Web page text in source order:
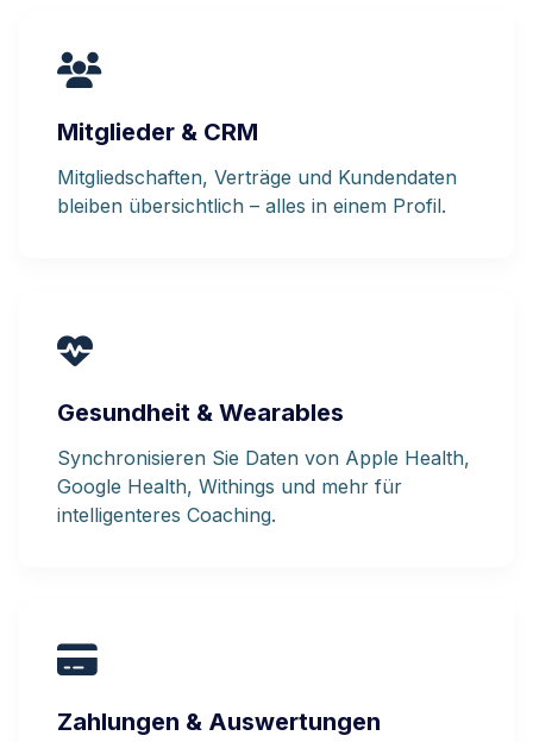
Mitglieder & CRM
Mitgliedschaften, Verträge und Kundendaten
bleiben übersichtlich – alles in einem Profil.
Gesundheit & Wearables
Synchronisieren Sie Daten von Apple Health,
Google Health, Withings und mehr für
intelligenteres Coaching.
Zahlungen & Auswertungen